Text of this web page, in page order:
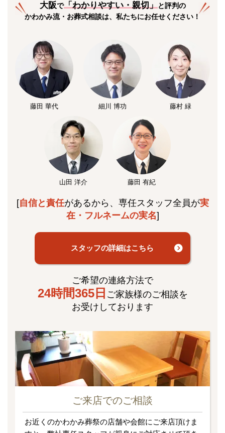
大阪で「わかりやすい・親切」と評判の
かわかみ流・お葬式相談は、私たちにお任せください！
藤田 華代 細川 博功 藤村 緑
山田 洋介 藤田 有紀
[自信と責任があるから、専任スタッフ全員が実
在・フルネームの実名]
スタッフの詳細はこちら
ご希望の連絡方法で
24時間365日 ご家族様のご相談を
お受けしております
ご来店でのご相談
お近くのかわかみ葬祭の店舗や会館にご来店頂けま